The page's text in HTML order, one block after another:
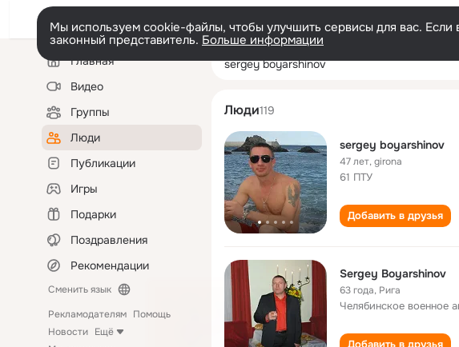
Мы используем cookie-файлы, чтобы улучшить сервисы для вас.
законный представитель. Больше информации
Левая
колонкаГлавная
Видео
Группы
Люди
Публикации
Игры
Подарки
Поздравления
Рекомендации
Сменить язык
Рекламодателям Помощь
Новости Ещё
sergey boyarshinov
Люди119
sergey boyarshinov
47 лет,girona
61 ПТУ
Добавить в друзья
Sergey Boyarshinov
63 года, Рига
Челябинское военное
Добавить в друзья